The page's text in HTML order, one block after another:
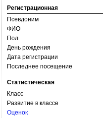
Регистрационная
Псевдоним
ФИО
Пол
День рождения
Дата регистрации
Последнее посещение
Статистическая
Класс
Развитие в классе
Оценок